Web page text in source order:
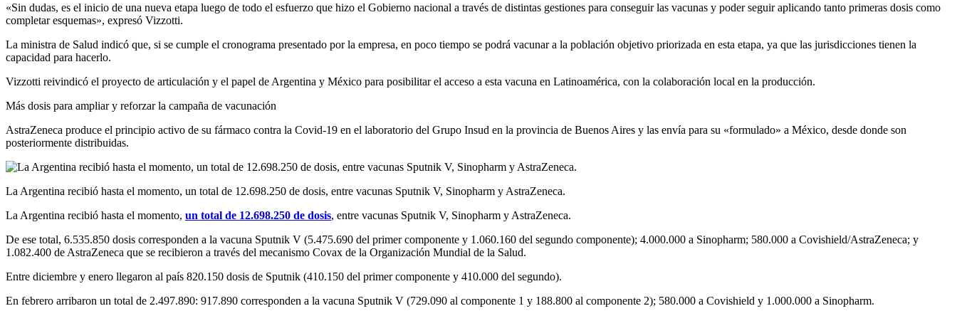
«Sin dudas, es el inicio de una nueva etapa luego de todo el esfuerzo que hizo el Gobierno nacional a través de distintas gestiones para conseguir las vacunas y poder seguir aplicando tanto primeras dosis como
completar esquemas», expresó Vizzotti.
La ministra de Salud indicó que, si se cumple el cronograma presentado por la empresa, en poco tiempo se podrá vacunar a la población objetivo priorizada en esta etapa, ya que las jurisdicciones tienen la
capacidad para hacerlo.
Vizzotti reivindicó el proyecto de articulación y el papel de Argentina y México para posibilitar el acceso a esta vacuna en Latinoamérica, con la colaboración local en la producción.
Más dosis para ampliar y reforzar la campaña de vacunación
AstraZeneca produce el principio activo de su fármaco contra la Covid-19 en el laboratorio del Grupo Insud en la provincia de Buenos Aires y las envía para su «formulado» a México, desde donde son
posteriormente distribuidas.
La Argentina recibió hasta el momento, un total de 12.698.250 de dosis, entre vacunas Sputnik V, Sinopharm y AstraZeneca.
La Argentina recibió hasta el momento, un total de 12.698.250 de dosis, entre vacunas Sputnik V, Sinopharm y AstraZeneca.
De ese total, 6.535.850 dosis corresponden a la vacuna Sputnik V (5.475.690 del primer componente y 1.060.160 del segundo componente); 4.000.000 a Sinopharm; 580.000 a Covishield/AstraZeneca; y
1.082.400 de AstraZeneca que se recibieron a través del mecanismo Covax de la Organización Mundial de la Salud.
Entre diciembre y enero llegaron al país 820.150 dosis de Sputnik (410.150 del primer componente y 410.000 del segundo).
En febrero arribaron un total de 2.497.890: 917.890 corresponden a la vacuna Sputnik V (729.090 al componente 1 y 188.800 al componente 2); 580.000 a Covishield y 1.000.000 a Sinopharm.